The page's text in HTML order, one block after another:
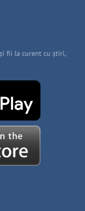
și fii la curent cu știri,